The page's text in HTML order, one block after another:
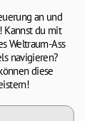
an und
Kannst du mit
Weltraum-Ass
navigieren?
diese